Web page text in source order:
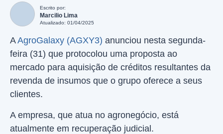
Escrito por:
Marcilio Lima
Atualizado: 01/04/2025
AAgroGalaxy (AGXY3) anunciou nesta segunda-
feira (31) que protocolou uma proposta ao
mercado para aquisição de créditos resultantes da
revenda de insumos que o grupo oferece a seus
clientes.
A empresa, que atua no agronegócio, está
atualmente em recuperação judicial.